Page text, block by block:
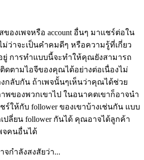
ของเพจหรือ account อื่นๆ มาแชร์ต่อใน
ม่ว่าจะเป็นคำคมดีๆ หรือความรู้ที่เกี่ยว
ยู่ การทำแบบนี้จะทำให้คุณยังสามารถ
ดตามไอจีของคุณได้อย่างต่อเนื่องไม่
งกลับกัน ถ้าเพจนั้นๆเห็นว่าคุณได้ช่วย
ของพวกเขาไป ในอนาคตเขาก็อาจนำ
ให้กับ follower ของเขาบ้างเช่นกัน แบบ
ปลี่ยน follower กันได้ คุณอาจได้ลูกค้า
จคนอื่นได้
กำลังสงสัยว่า...